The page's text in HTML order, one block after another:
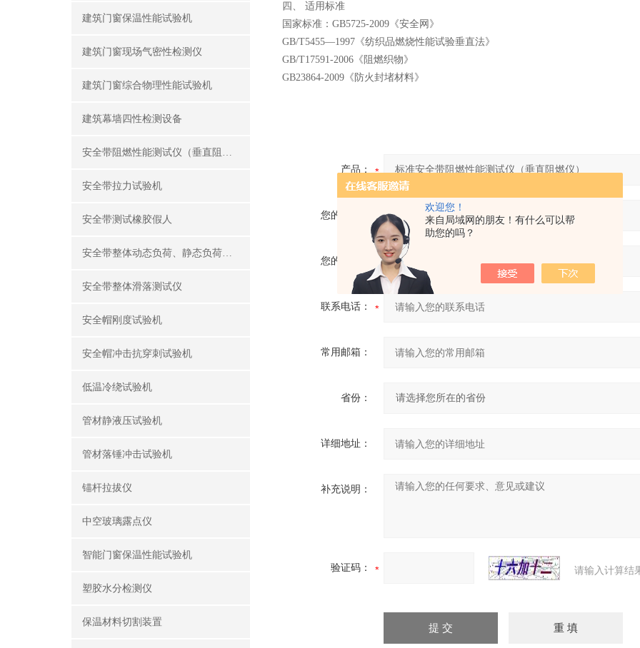
欢迎您！
来自局域网的朋友！有什么可以帮
助您的吗？
建筑门窗保温性能试验机
建筑门窗现场气密性检测仪
建筑门窗综合物理性能试验机
建筑幕墙四性检测设备
安全带阻燃性能测试仪（垂直阻燃仪）
安全带拉力试验机
安全带测试橡胶假人
安全带整体动态负荷、静态负荷测试仪
安全带整体滑落测试仪
安全帽刚度试验机
安全帽冲击抗穿刺试验机
低温冷绕试验机
管材静液压试验机
管材落锤冲击试验机
锚杆拉拔仪
中空玻璃露点仪
智能门窗保温性能试验机
塑胶水分检测仪
保温材料切割装置
四、 适用标准
国家标准：GB5725-2009《安全网》
GB/T5455—1997《纺织品燃烧性能试验垂直法》
GB/T17591-2006《阻燃织物》
GB23864-2009《防火封堵材料》
产品：
您的单位：
您的姓名：
联系电话：
常用邮箱：
省份：
详细地址：
补充说明：
验证码： 请输入计算结